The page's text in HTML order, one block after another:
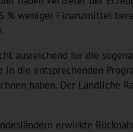
% weniger Finanzmittel
ausreichend für die
die entsprechenden
haben. Der Ländliche
erwirkte